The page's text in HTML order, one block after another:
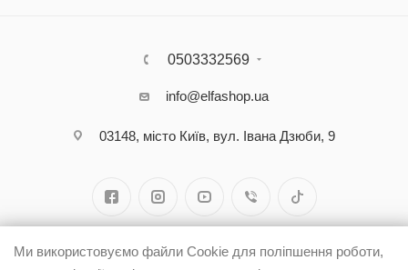
0503332569
info@elfashop.ua
03148, місто Київ, вул. Івана Дзюби, 9
Ми використовуємо файли Cookie для поліпшення роботи,